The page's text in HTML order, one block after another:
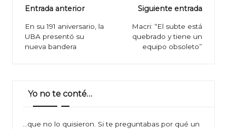
Navegación
de
entradas
Entrada anterior
En su 191 aniversario, la
UBA presentó su
nueva bandera
Siguiente entrada
Macri: “El subte está
quebrado y tiene un
equipo obsoleto”
Yo no te conté…
…que no lo quisieron. Si te preguntabas por qué un